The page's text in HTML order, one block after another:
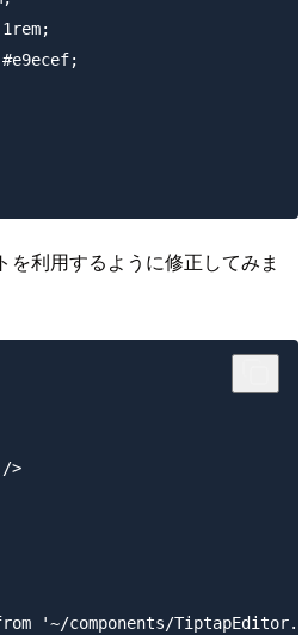
を利用するように修正してみま
>
'~/components/